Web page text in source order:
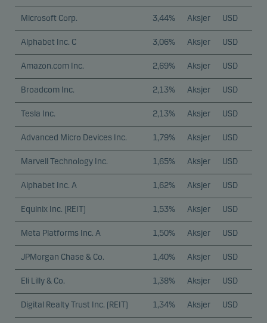
Microsoft Corp. 3,44% Aksjer USD
Alphabet Inc. C 3,06% Aksjer USD
Amazon.com Inc. 2,69% Aksjer USD
Broadcom Inc. 2,13% Aksjer USD
Tesla Inc. 2,13% Aksjer USD
Advanced Micro Devices Inc. 1,79% Aksjer USD
Marvell Technology Inc. 1,65% Aksjer USD
Alphabet Inc. A 1,62% Aksjer USD
Equinix Inc. (REIT) 1,53% Aksjer USD
Meta Platforms Inc. A 1,50% Aksjer USD
JPMorgan Chase & Co. 1,40% Aksjer USD
Eli Lilly & Co. 1,38% Aksjer USD
Digital Realty Trust Inc. (REIT) 1,34% Aksjer USD